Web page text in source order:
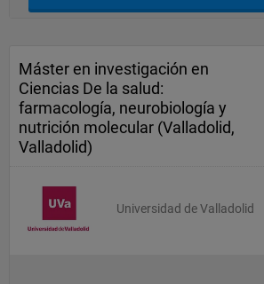
Máster en investigación en
Ciencias De la salud:
farmacología, neurobiología y
nutrición molecular (Valladolid,
Valladolid)
Universidad de Valladolid